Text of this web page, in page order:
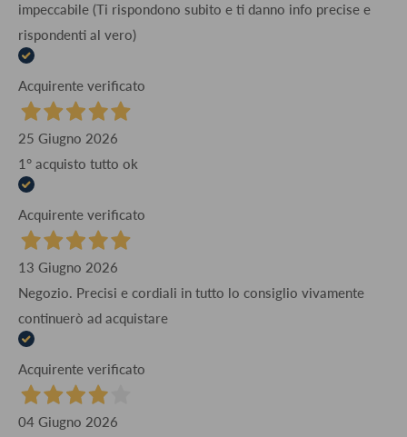
impeccabile (Ti rispondono subito e ti danno info precise e
rispondenti al vero)
Acquirente verificato
25 Giugno 2026
1° acquisto tutto ok
Acquirente verificato
13 Giugno 2026
Negozio. Precisi e cordiali in tutto lo consiglio vivamente
continuerò ad acquistare
Acquirente verificato
04 Giugno 2026